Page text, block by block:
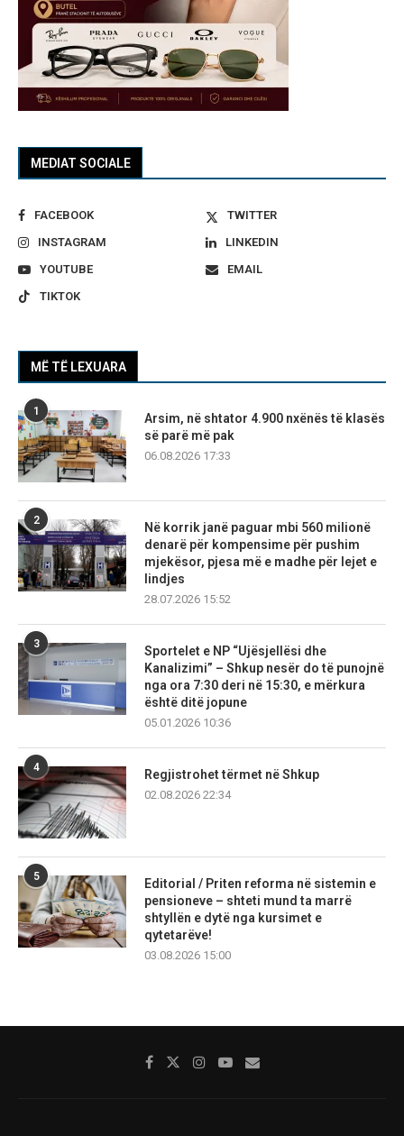
MEDIAT SOCIALE
FACEBOOK
TWITTER
INSTAGRAM
LINKEDIN
YOUTUBE
EMAIL
TIKTOK
MË TË LEXUARA
1
Arsim, në shtator 4.900 nxënës të klasës
së parë më pak
06.08.2026 17:33
2
Në korrik janë paguar mbi 560 milionë
denarë për kompensime për pushim
mjekësor, pjesa më e madhe për lejet e
lindjes
28.07.2026 15:52
3
Sportelet e NP “Ujësjellësi dhe
Kanalizimi” – Shkup nesër do të punojnë
nga ora 7:30 deri në 15:30, e mërkura
është ditë jopune
05.01.2026 10:36
4
Regjistrohet tërmet në Shkup
02.08.2026 22:34
5
Editorial / Priten reforma në sistemin e
pensioneve – shteti mund ta marrë
shtyllën e dytë nga kursimet e
qytetarëve!
03.08.2026 15:00